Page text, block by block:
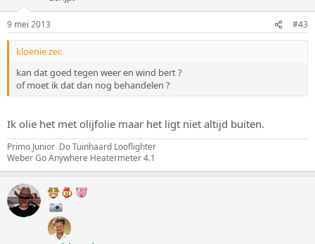
9 mei 2013 #43
kloenie zei:
kan dat goed tegen weer en wind bert ?
of moet ik dat dan nog behandelen ?
Ik olie het met olijfolie maar het ligt niet altijd buiten.
Primo Junior Do Tuinhaard Looflighter
Weber Go Anywhere Heatermeter 4.1